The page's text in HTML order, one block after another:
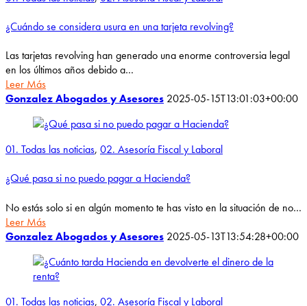
¿Cuándo se considera usura en una tarjeta revolving?
Las tarjetas revolving han generado una enorme controversia legal
en los últimos años debido a…
Leer Más
Gonzalez Abogados y Asesores 2025-05-15T13:01:03+00:00
01. Todas las noticias, 02. Asesoría Fiscal y Laboral
¿Qué pasa si no puedo pagar a Hacienda?
No estás solo si en algún momento te has visto en la situación de no…
Leer Más
Gonzalez Abogados y Asesores 2025-05-13T13:54:28+00:00
01. Todas las noticias, 02. Asesoría Fiscal y Laboral